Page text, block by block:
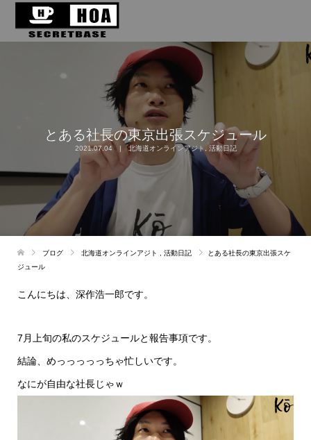
とある社長の東京出張スケジュール
2021.07.04 北海道オンラインアジト 活動日記
ブログ 北海道オンラインアジト 活動日記
とある社長の東京出張スケ
ジュール
こんにちは、深作浩一郎です。
7月上旬の私のスケジュールと報告事項です。
結論、めっっっっっちゃ忙しいです。
なにが自由な社長じゃｗ